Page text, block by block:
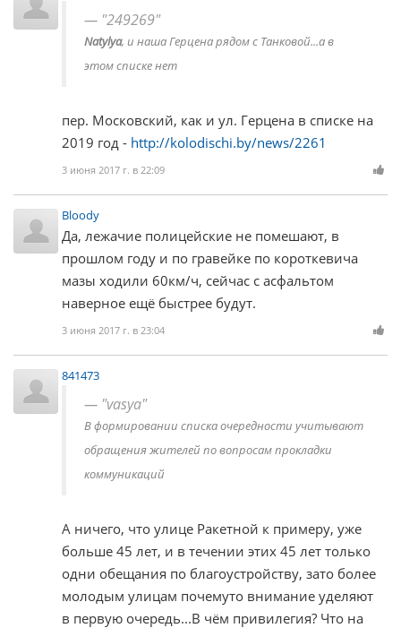
"249269"
Natylya, и наша Герцена рядом с Танковой...а в
этом списке нет
пер. Московский, как и ул. Герцена в списке на
2019 год - http://kolodischi.by/news/2261
3 июня 2017 г. в 22:09
Bloody
Да, лежачие полицейские не помешают, в
прошлом году и по гравейке по короткевича
мазы ходили 60км/ч, сейчас с асфальтом
наверное ещё быстрее будут.
3 июня 2017 г. в 23:04
841473
"vasya"
В формировании списка очередности учитывают
обращения жителей по вопросам прокладки
коммуникаций
А ничего, что улице Ракетной к примеру, уже
больше 45 лет, и в течении этих 45 лет только
одни обещания по благоустройству, зато более
молодым улицам почемуто внимание уделяют
в первую очередь...В чём привилегия? Что на